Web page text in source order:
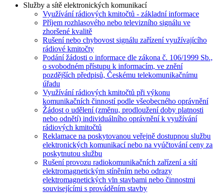
Služby a sítě elektronických komunikací
Využívání rádiových kmitočtů - základní informace
Příjem rozhlasového nebo televizního signálu ve
zhoršené kvalitě
Rušení nebo chybovost signálu zařízení využívajícího
rádiové kmitočty
Podání žádosti o informace dle zákona č. 106/1999 Sb.,
o svobodném přístupu k informacím, ve znění
pozdějších předpisů, Českému telekomunikačnímu
úřadu
Využívání rádiových kmitočtů při výkonu
komunikačních činností podle všeobecného oprávnění
Žádost o udělení (změnu, prodloužení doby platnosti
nebo odnětí) individuálního oprávnění k využívání
rádiových kmitočtů
Reklamace na poskytovanou veřejně dostupnou službu
elektronických komunikací nebo na vyúčtování ceny za
poskytnutou službu
Rušení provozu radiokomunikačních zařízení a sítí
elektromagnetickým stíněním nebo odrazy
elektromagnetických vln stavbami nebo činnostmi
souvisejícími s prováděním stavby